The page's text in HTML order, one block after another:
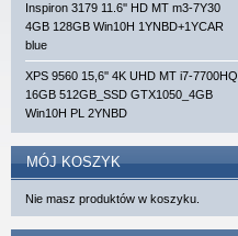
Inspiron 3179 11.6'' HD MT m3-7Y30
4GB 128GB Win10H 1YNBD+1YCAR
blue
XPS 9560 15,6'' 4K UHD MT i7-7700HQ
16GB 512GB_SSD GTX1050_4GB
Win10H PL 2YNBD
MÓJ KOSZYK
Nie masz produktów w koszyku.